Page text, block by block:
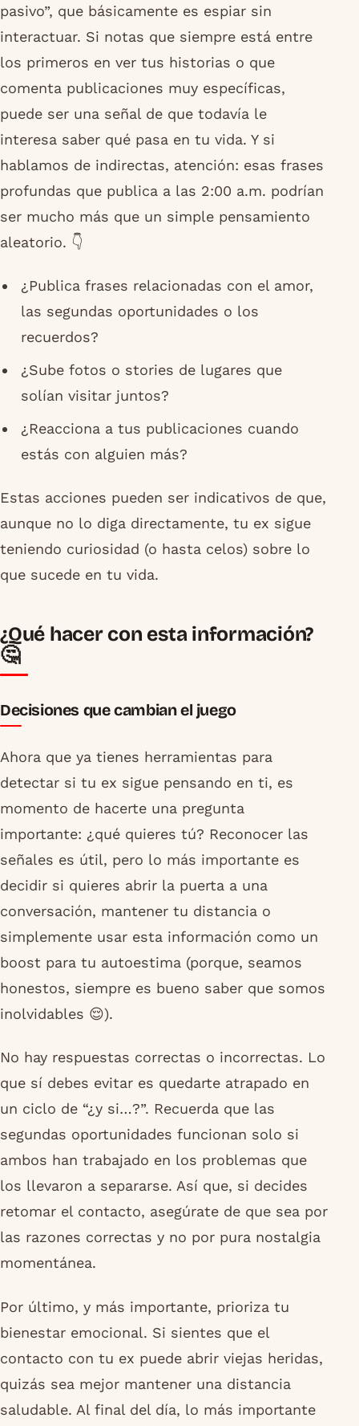
pasivo”, que básicamente es espiar sin
interactuar. Si notas que siempre está entre
los primeros en ver tus historias o que
comenta publicaciones muy específicas,
puede ser una señal de que todavía le
interesa saber qué pasa en tu vida. Y si
hablamos de indirectas, atención: esas frases
profundas que publica a las 2:00 a.m. podrían
ser mucho más que un simple pensamiento
aleatorio. 👇
¿Publica frases relacionadas con el amor,
las segundas oportunidades o los
recuerdos?
¿Sube fotos o stories de lugares que
solían visitar juntos?
¿Reacciona a tus publicaciones cuando
estás con alguien más?
Estas acciones pueden ser indicativos de que,
aunque no lo diga directamente, tu ex sigue
teniendo curiosidad (o hasta celos) sobre lo
que sucede en tu vida.
¿Qué hacer con esta información?
🤔
Decisiones que cambian el juego
Ahora que ya tienes herramientas para
detectar si tu ex sigue pensando en ti, es
momento de hacerte una pregunta
importante: ¿qué quieres tú? Reconocer las
señales es útil, pero lo más importante es
decidir si quieres abrir la puerta a una
conversación, mantener tu distancia o
simplemente usar esta información como un
boost para tu autoestima (porque, seamos
honestos, siempre es bueno saber que somos
inolvidables 😌).
No hay respuestas correctas o incorrectas. Lo
que sí debes evitar es quedarte atrapado en
un ciclo de “¿y si…?”. Recuerda que las
segundas oportunidades funcionan solo si
ambos han trabajado en los problemas que
los llevaron a separarse. Así que, si decides
retomar el contacto, asegúrate de que sea por
las razones correctas y no por pura nostalgia
momentánea.
Por último, y más importante, prioriza tu
bienestar emocional. Si sientes que el
contacto con tu ex puede abrir viejas heridas,
quizás sea mejor mantener una distancia
saludable. Al final del día, lo más importante